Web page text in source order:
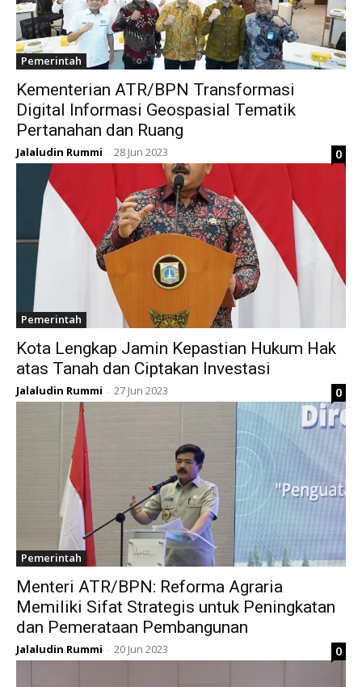
Pemerintah
Kementerian ATR/BPN Transformasi
Digital Informasi Geospasial Tematik
Pertanahan dan Ruang
Jalaludin Rummi - 28 Jun 2023 0
Pemerintah
Kota Lengkap Jamin Kepastian Hukum Hak
atas Tanah dan Ciptakan Investasi
Jalaludin Rummi - 27 Jun 2023 0
Pemerintah
Menteri ATR/BPN: Reforma Agraria
Memiliki Sifat Strategis untuk Peningkatan
dan Pemerataan Pembangunan
Jalaludin Rummi - 20 Jun 2023 0